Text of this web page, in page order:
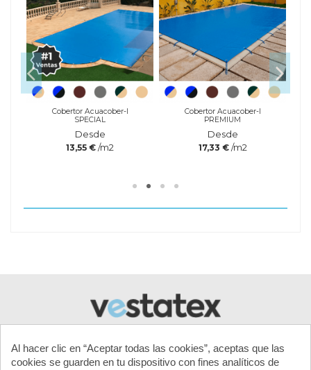
Cobertor Acuacober-I
SPECIAL
Desde
13,55 € /m2
Cobertor Acuacober-I
PREMIUM
Desde
17,33 € /m2
Al hacer clic en “Aceptar todas las cookies”, aceptas que las
cookies se guarden en tu dispositivo con fines analíticos de